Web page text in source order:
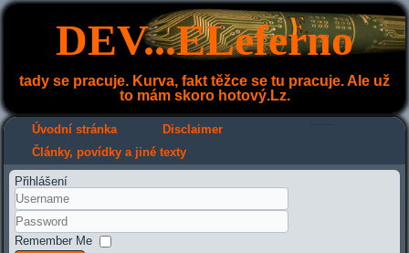
DEV...ELeferno
tady se pracuje. Kurva, fakt těžce se tu pracuje. Ale už
to mám skoro hotový.Lz.
Úvodní stránka Disclaimer
Články, povídky a jiné texty
Přihlášení
Remember Me